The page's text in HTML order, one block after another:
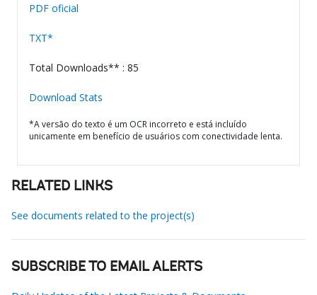
PDF oficial
TXT*
Total Downloads** : 85
Download Stats
*A versão do texto é um OCR incorreto e está incluído
unicamente em benefício de usuários com conectividade lenta.
RELATED LINKS
See documents related to the project(s)
SUBSCRIBE TO EMAIL ALERTS